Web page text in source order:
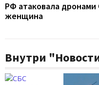
РФ атаковала
женщина
Внутри